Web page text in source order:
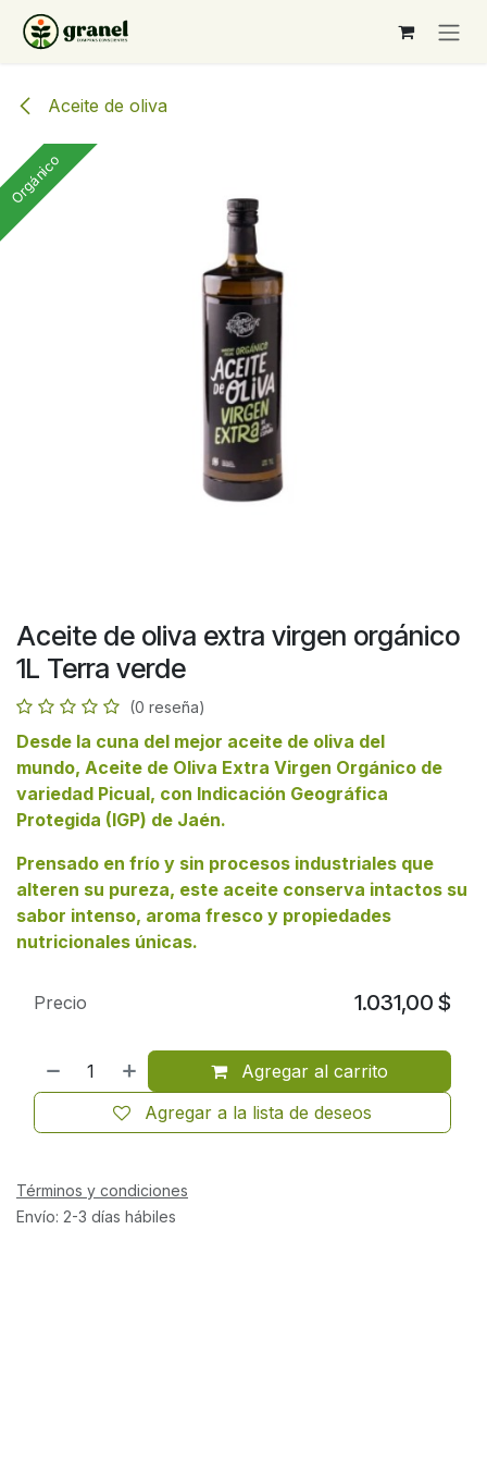
Ir al contenido
Aceite de oliva
Orgánico
Aceite de oliva extra virgen orgánico
1L Terra verde
(0 reseña)
Desde la cuna del mejor aceite de oliva del
mundo, Aceite de Oliva Extra Virgen Orgánico de
variedad Picual, con Indicación Geográfica
Protegida (IGP) de Jaén.
Prensado en frío y sin procesos industriales que
alteren su pureza, este aceite conserva intactos su
sabor intenso, aroma fresco y propiedades
nutricionales únicas.
Agregar al carrito
Agregar a la lista de deseos
Precio 1.031,00 $
Términos y condiciones
Envío: 2-3 días hábiles